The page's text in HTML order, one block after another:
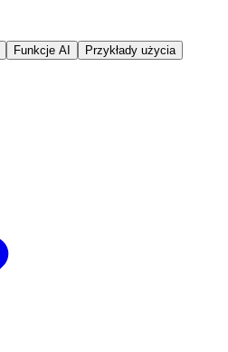
Funkcje AI
Przykłady użycia